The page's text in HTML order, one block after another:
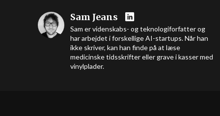
Sam Jeans
Sam er videnskabs- og teknologiforfatter og
har arbejdet i forskellige AI-startups. Når han
ikke skriver, kan han finde på at læse
medicinske tidsskrifter eller grave i kasser med
vinylplader.